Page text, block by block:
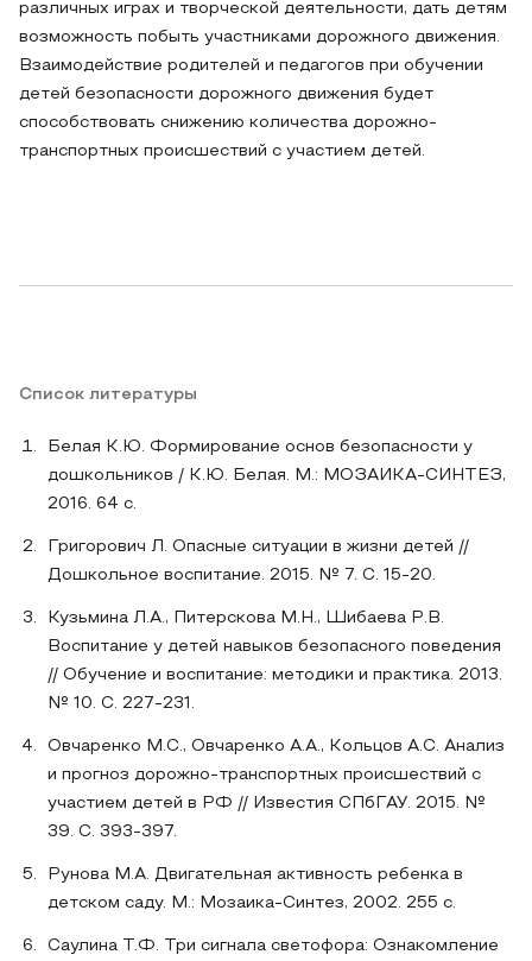
различных играх и творческой деятельности, дать детям
возможность побыть участниками дорожного движения.
Взаимодействие родителей и педагогов при обучении
детей безопасности дорожного движения будет
способствовать снижению количества дорожно-
транспортных происшествий с участием детей.
Список литературы
Белая К.Ю. Формирование основ безопасности у
дошкольников / К.Ю. Белая. М.: МОЗАИКА-СИНТЕЗ,
2016. 64 с.
Григорович Л. Опасные ситуации в жизни детей //
Дошкольное воспитание. 2015. № 7. С. 15-20.
Кузьмина Л.А., Питерскова М.Н., Шибаева Р.В.
Воспитание у детей навыков безопасного поведения
// Обучение и воспитание: методики и практика. 2013.
№ 10. С. 227-231.
Овчаренко М.С., Овчаренко А.А., Кольцов А.С. Анализ
и прогноз дорожно-транспортных происшествий с
участием детей в РФ // Известия СПбГАУ. 2015. №
39. С. 393-397.
Рунова М.А. Двигательная активность ребенка в
детском саду. М.: Мозаика-Синтез, 2002. 255 с.
Саулина Т.Ф. Три сигнала светофора: Ознакомление